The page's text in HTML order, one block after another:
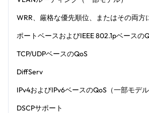
WRR、厳格な優先順位、またはその両方
ポートベースおよびIEEE 802.1pベースの
TCP/UDPベースのQoS
DiffServ
IPv4およびIPv6ベースのQoS（一部モデル
DSCPサポート